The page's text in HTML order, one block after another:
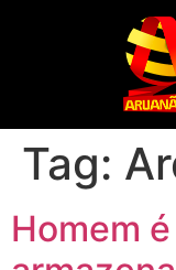
Tag:
Homem